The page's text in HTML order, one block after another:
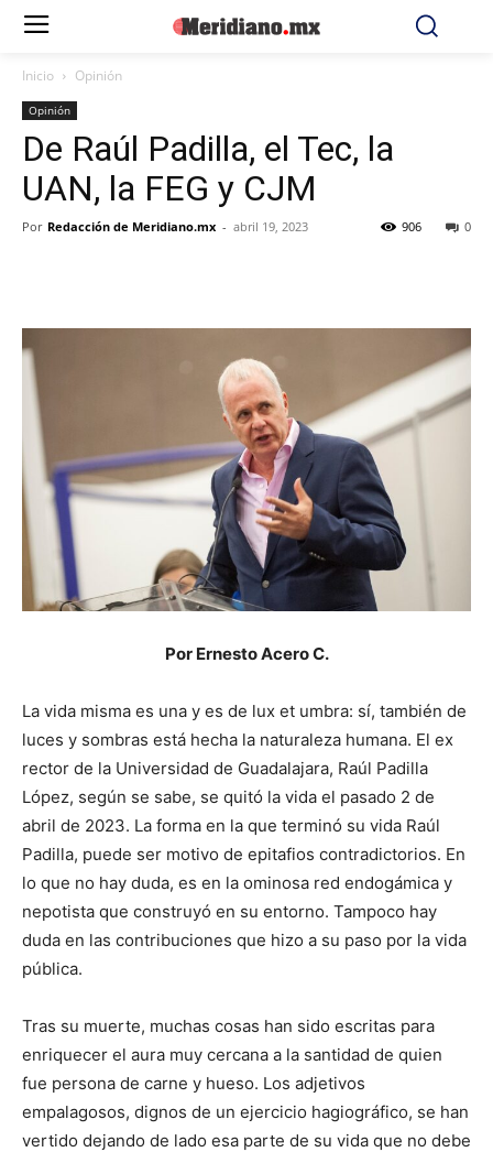
Inicio Opinión
Opinión
De Raúl Padilla, el Tec, la
UAN, la FEG y CJM
Por Redacción de Meridiano.mx - abril 19, 2023 0
906
Por Ernesto Acero C.
La vida misma es una y es de lux et umbra: sí, también de
luces y sombras está hecha la naturaleza humana. El ex
rector de la Universidad de Guadalajara, Raúl Padilla
López, según se sabe, se quitó la vida el pasado 2 de
abril de 2023. La forma en la que terminó su vida Raúl
Padilla, puede ser motivo de epitafios contradictorios. En
lo que no hay duda, es en la ominosa red endogámica y
nepotista que construyó en su entorno. Tampoco hay
duda en las contribuciones que hizo a su paso por la vida
pública.
Tras su muerte, muchas cosas han sido escritas para
enriquecer el aura muy cercana a la santidad de quien
fue persona de carne y hueso. Los adjetivos
empalagosos, dignos de un ejercicio hagiográfico, se han
vertido dejando de lado esa parte de su vida que no debe